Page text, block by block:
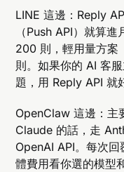
LINE 這邊：Reply
（Push API）就算
200 則，輕用量方
則。如果你的 AI 客
題，用 Reply API 就
OpenClaw 這邊：主
Claude 的話，走
OpenAI API。每次
體費用看你選的模型